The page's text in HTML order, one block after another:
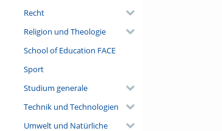
Recht
Religion und Theologie
School of Education FACE
Sport
Studium generale
Technik und Technologien
Umwelt und Natürliche